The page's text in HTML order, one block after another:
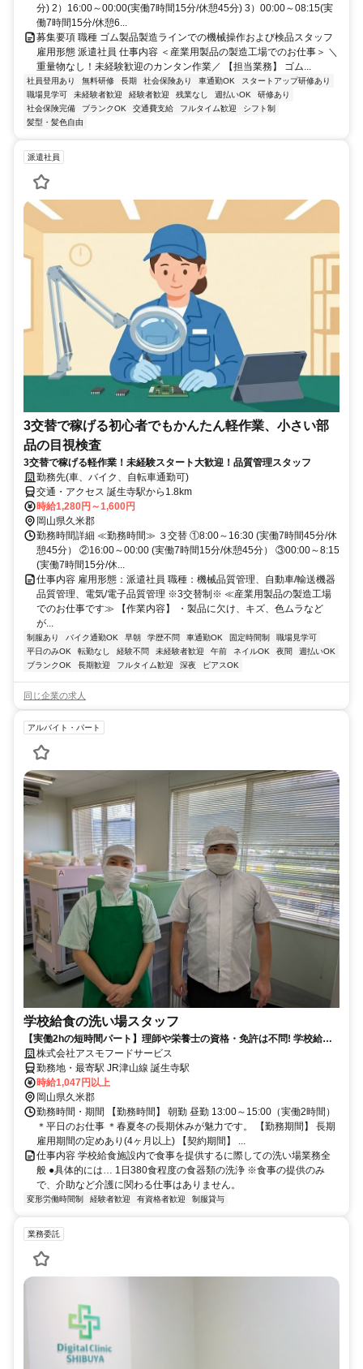
分) 2）16:00～00:00(実働7時間15分/休憩45分) 3）00:00～08:15(実
働7時間15分/休憩6...
募集要項 職種 ゴム製品製造ラインでの機械操作および検品スタッフ
雇用形態 派遣社員 仕事内容 ＜産業用製品の製造工場でのお仕事＞ ＼
重量物なし！未経験歓迎のカンタン作業／ 【担当業務】 ゴム...
社員登用あり 無料研修 長期 社会保険あり 車通勤OK
スタートアップ研修あり
職場見学可
未経験者歓迎 経験者歓迎 残業なし 週払いOK
研修あり
社会保険完備
ブランクOK 交通費支給 フルタイム歓迎
シフト制
髪型・髪色自由
派遣社員
3交替で稼げる初心者でもかんたん軽作業、小さい部
品の目視検査
3交替で稼げる軽作業！未経験スタート大歓迎！品質管理スタッフ
勤務先(車、バイク、自転車通勤可)
交通・アクセス 誕生寺駅から1.8km
時給1,280円～1,600円
岡山県久米郡
勤務時間詳細 ≪勤務時間≫ ３交替 ①8:00～16:30 (実働7時間45分/休
憩45分） ②16:00～00:00 (実働7時間15分/休憩45分） ③00:00～8:15
(実働7時間15分/休...
仕事内容 雇用形態：派遣社員 職種：機械品質管理、自動車/輸送機器
品質管理、電気/電子品質管理 ※3交替制※ ≪産業用製品の製造工場
でのお仕事です≫ 【作業内容】 ・製品に欠け、キズ、色ムラなど
が...
制服あり バイク通勤OK 早朝 学歴不問 車通勤OK 固定時間制
職場見学可
平日のみOK
転勤なし 経験不問 未経験者歓迎 午前 ネイルOK 夜間
週払いOK
ブランクOK
長期歓迎 フルタイム歓迎 深夜 ピアスOK
同じ企業の求人
アルバイト・パート
学校給食の洗い場スタッフ
【実働2hの短時間パート】理師や栄養士の資格・免許は不問! 学校給食
の洗浄スタッフ 中途採用募集！
株式会社アスモフードサービス
勤務地・最寄駅 JR津山線 誕生寺駅
時給1,047円以上
岡山県久米郡
勤務時間・期間 【勤務時間】 朝勤 昼勤 13:00～15:00（実働2時間）
＊平日のお仕事 ＊春夏冬の長期休みが魅力です。 【勤務期間】 長期
雇用期間の定めあり(4ヶ月以上) 【契約期間】 ...
仕事内容 学校給食施設内で食事を提供するに際しての洗い場業務全
般 ●具体的には… 1日380食程度の食器類の洗浄 ※食事の提供のみ
で、介助など介護に関わる仕事はありません。
変形労働時間制 経験者歓迎 有資格者歓迎 制服貸与
業務委託